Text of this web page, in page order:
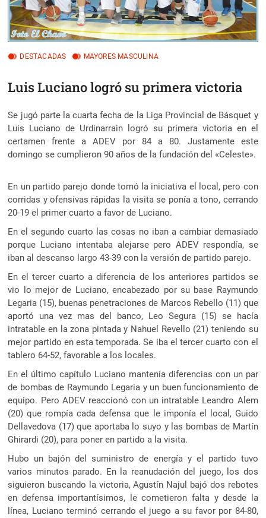
DESTACADAS MAYORES MASCULINA
Luis Luciano logró su primera victoria
Se jugó parte la cuarta fecha de la Liga Provincial de Básquet y
Luis Luciano de Urdinarrain logró su primera victoria en el
certamen frente a ADEV por 84 a 80. Justamente este
domingo se cumplieron 90 años de la fundación del «Celeste».
En un partido parejo donde tomó la iniciativa el local, pero con
corridas y ofensivas rápidas la visita se ponía a tono, cerrando
20-19 el primer cuarto a favor de Luciano.
En el segundo cuarto las cosas no iban a cambiar demasiado
porque Luciano intentaba alejarse pero ADEV respondía, se
iban al descanso largo 43-39 con la versión de partido parejo.
En el tercer cuarto a diferencia de los anteriores partidos se
vio lo mejor de Luciano, encabezado por su base Raymundo
Legaria (15), buenas penetraciones de Marcos Rebello (11) que
aportó una vez mas del banco, Leo Segura (15) se hacía
intratable en la zona pintada y Nahuel Revello (21) teniendo su
mejor partido en esta temporada. Se iba el tercer cuarto con el
tablero 64-52, favorable a los locales.
En el último capítulo Luciano mantenía diferencias con un par
de bombas de Raymundo Legaria y un buen funcionamiento de
equipo. Pero ADEV reaccionó con un intratable Leandro Alem
(20) que rompía cada defensa que le imponía el local, Guido
Dellavedova (17) que aportaba lo suyo y las bombas de Martín
Ghirardi (20), para poner en partido a la visita.
Hubo un bajón del suministro de energía y el partido tuvo
varios minutos parado. En la reanudación del juego, los dos
siguieron buscando la victoria, Agustín Najul bajó dos rebotes
en defensa importantísimos, le cometieron falta y desde la
línea, Luciano terminó cerrando el juego a su favor por 84-80,